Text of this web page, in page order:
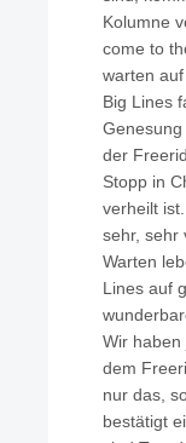
Kolumne
come to
warten
Big Lines
der
Stopp in
verheilt
sehr, sehr
Warten
Lines auf
Wir haben
dem
nur das,
bestätigt